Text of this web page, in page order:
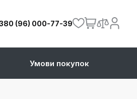
(96) 000-77-39
Умови покупок